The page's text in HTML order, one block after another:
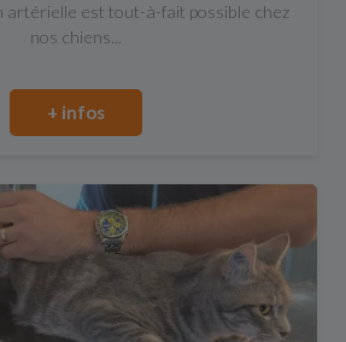
artérielle est tout-à-fait possible chez
nos chiens...
+ infos